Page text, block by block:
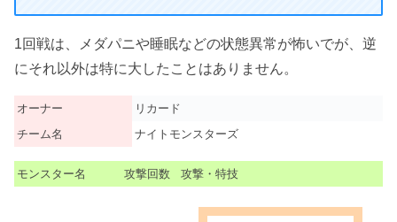
1回戦は、メダパニや睡眠などの状態異常が怖いでが、逆
にそれ以外は特に大したことはありません。
オーナー
リカード
チーム名
ナイトモンスターズ
モンスター名 攻撃回数 攻撃・特技